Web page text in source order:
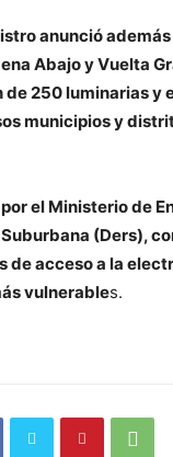
anunció
Abajo y Vuelta
de 250 luminarias
municipios y
el Ministerio de
(Ders),
de acceso a la
vulnerables.